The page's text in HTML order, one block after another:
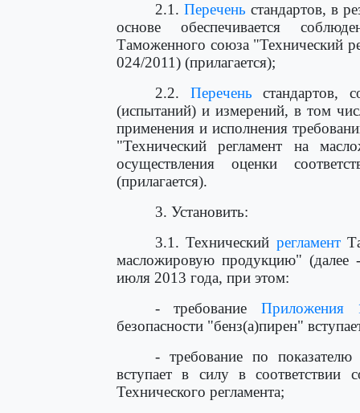
2.1. Перечень стандартов, в
основе обеспечивается
Таможенного союза "Технический
024/2011) (прилагается);
2.2. Перечень стандартов,
(испытаний) и измерений, в том
применения и исполнения
"Технический регламент на
осуществления оценки
(прилагается).
3. Установить:
3.1. Технический регламент
масложировую продукцию" (далее
июля 2013 года, при этом:
- требование Приложения
безопасности "бенз(а)пирен"
- требование по
вступает в силу в соответствии
Технического регламента;